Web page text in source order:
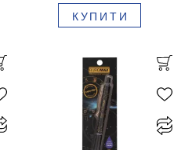
КУПИТИ